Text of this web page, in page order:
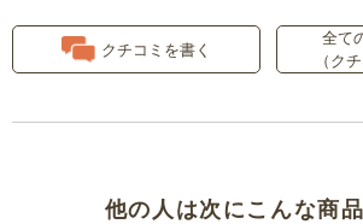
飾りリボンなら嬉しい 乾燥機で
クチコミを書く
全て
（ク
他の人は次にこんな商